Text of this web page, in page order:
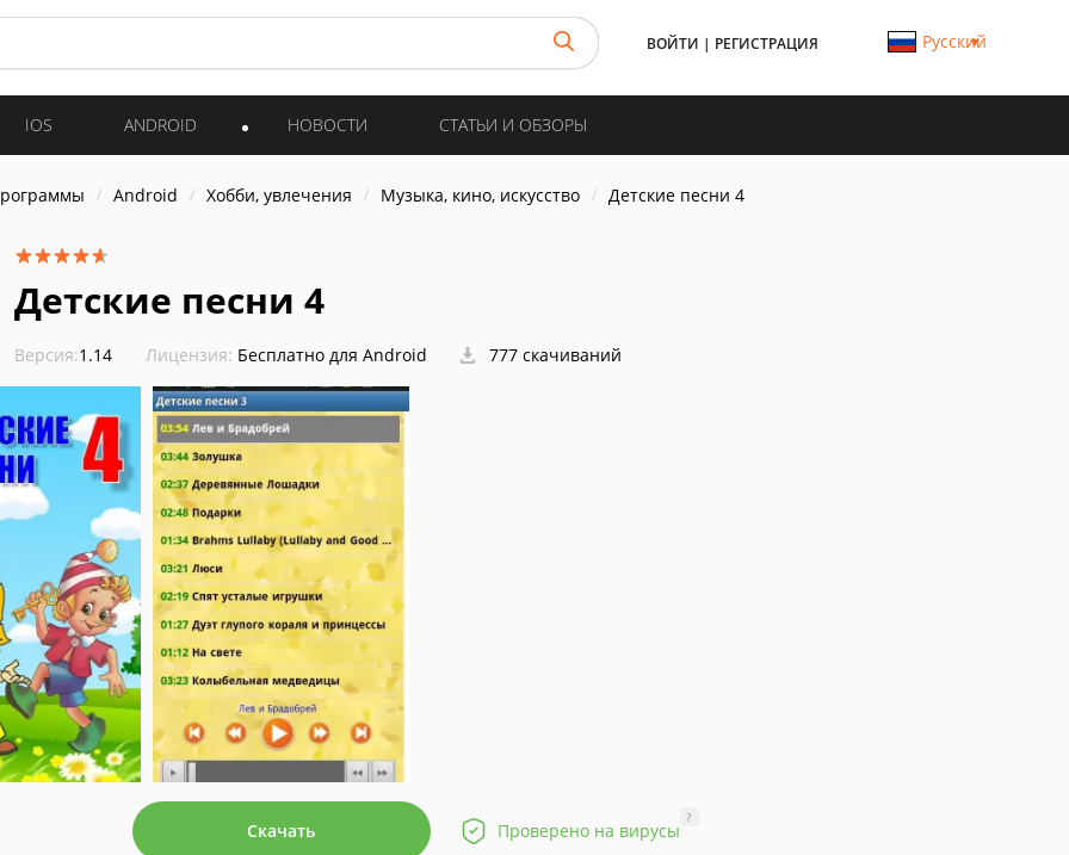
ВОЙТИ | РЕГИСТРАЦИЯ Русский
IOS ANDROID НОВОСТИ СТАТЬИ И ОБЗОРЫ
Android Хобби, увлечения Музыка, кино, искусство Детские песни 4
Детские песни 4
Версия:1.14 Лицензия: Бесплатно для Android 777 скачиваний
Скачать Проверено на вирусы
?